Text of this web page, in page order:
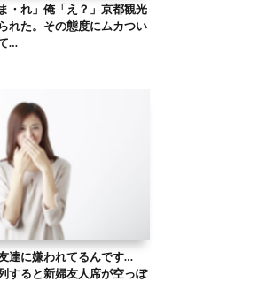
・れ」俺「え？」京都観光
れた。その態度にムカつい
…
達に嫌われてるんです…
すると新婦友人席が空っぽ